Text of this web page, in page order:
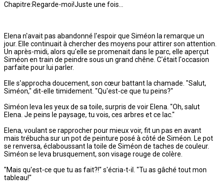
Chapitre:Regarde-moi!Juste une fois...
Elena n'avait pas abandonné l'espoir que Siméon la remarque un
jour. Elle continuait à chercher des moyens pour attirer son attention.
Un après-midi, alors qu'elle se promenait dans le parc, elle aperçut
Siméon en train de peindre sous un grand chêne. C'était l'occasion
parfaite pour lui parler.
Elle s'approcha doucement, son cœur battant la chamade. "Salut,
Siméon," dit-elle timidement. "Qu'est-ce que tu peins?"
Siméon leva les yeux de sa toile, surpris de voir Elena. "Oh, salut
Elena. Je peins le paysage, tu vois, ces arbres et ce lac."
Elena, voulant se rapprocher pour mieux voir, fit un pas en avant
mais trébucha sur un pot de peinture posé à côté de Siméon. Le pot
se renversa, éclaboussant la toile de Siméon de taches de couleur.
Siméon se leva brusquement, son visage rouge de colère.
"Mais qu'est-ce que tu as fait?!" s'écria-t-il. "Tu as gâché tout mon
tableau!"